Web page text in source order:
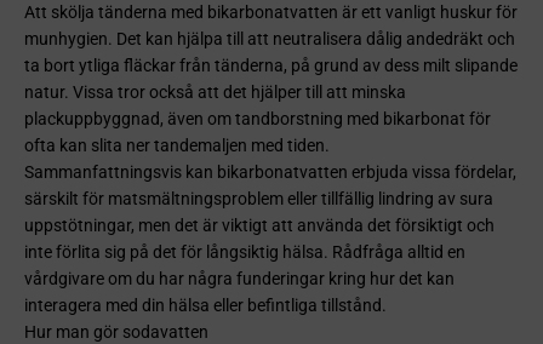
Att skölja tänderna med bikarbonatvatten är ett vanligt huskur för
munhygien. Det kan hjälpa till att neutralisera dålig andedräkt och
ta bort ytliga fläckar från tänderna, på grund av dess milt slipande
natur. Vissa tror också att det hjälper till att minska
plackuppbyggnad, även om tandborstning med bikarbonat för
ofta kan slita ner tandemaljen med tiden.
Sammanfattningsvis kan bikarbonatvatten erbjuda vissa fördelar,
särskilt för matsmältningsproblem eller tillfällig lindring av sura
uppstötningar, men det är viktigt att använda det försiktigt och
inte förlita sig på det för långsiktig hälsa. Rådfråga alltid en
vårdgivare om du har några funderingar kring hur det kan
interagera med din hälsa eller befintliga tillstånd.
Hur man gör sodavatten